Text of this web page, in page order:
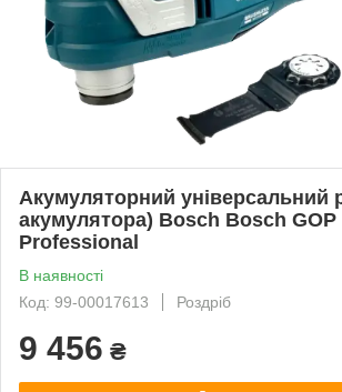
Акумуляторний універсальний
акумулятора) Bosch Bosch GOP
Professional
В наявності
Код: 99-00017613
Роздріб
9 456 ₴